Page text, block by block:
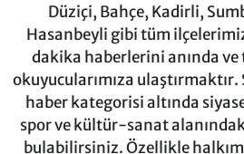
Düziçi, Bahçe, Kadirli,
Hasanbeyli gibi tüm
dakika haberlerini anında ve
okuyucularımıza
haber kategorisi altında
spor ve kültür-sanat
bulabilirsiniz. Özellikle